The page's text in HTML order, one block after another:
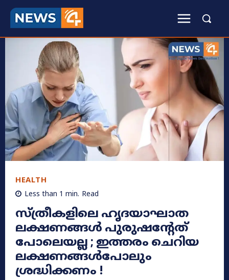
HEALTH
Less than 1 min. Read
സ്ത്രീകളിലെ ഹൃദയാഘാത
ലക്ഷണങ്ങൾ പുരുഷന്റേത്
പോലെയല്ല ; ഇത്തരം ചെറിയ
ലക്ഷണങ്ങൾപോലും
ശ്രദ്ധിക്കണം !